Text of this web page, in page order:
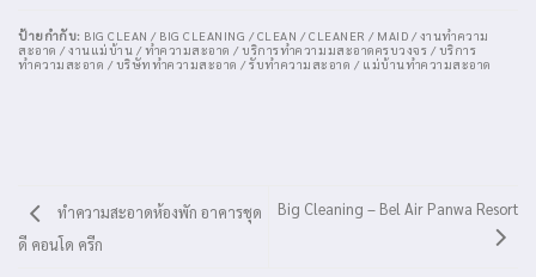
ป้ายกำกับ: BIG CLEAN / BIG CLEANING / CLEAN / CLEANER / MAID / งานทำความ
สะอาด / งานแม่บ้าน / ทำความสะอาด / บริการทำความมสะอาดครบวงจร / บริการ
ทำความสะอาด / บริษัททำความสะอาด / รับทำความสะอาด / แม่บ้านทำความสะอาด
ทำความสะอาดห้องพัก อาคารชุด
ดี คอนโด ครีก
Big Cleaning – Bel Air Panwa Resort